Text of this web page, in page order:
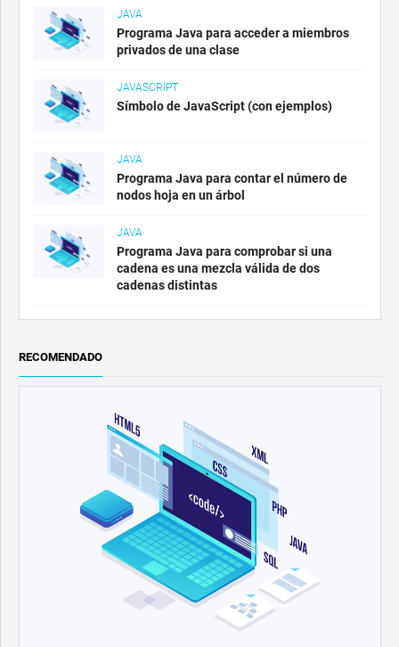
JAVA
Programa Java para acceder a miembros
privados de una clase
JAVASCRIPT
Símbolo de JavaScript (con ejemplos)
JAVA
Programa Java para contar el número de
nodos hoja en un árbol
JAVA
Programa Java para comprobar si una
cadena es una mezcla válida de dos
cadenas distintas
RECOMENDADO